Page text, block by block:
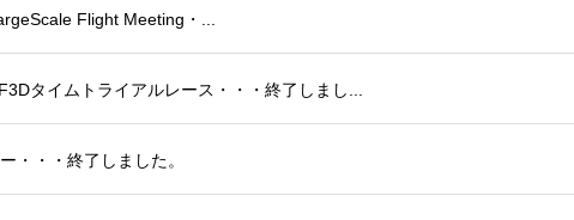
Flight Meeting・...
タイムトライアルレース・・・終了しまし...
・・・終了しました。